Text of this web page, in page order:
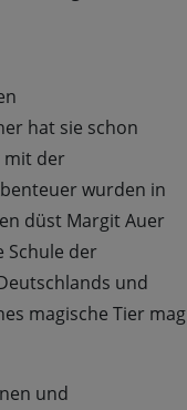
hat sie schon
mit der
wurden in
düst Margit Auer
Schule der
und
magische Tier mag
und